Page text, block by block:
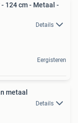
124 cm - Metaal -
Details
Eergisteren
metaal
Details